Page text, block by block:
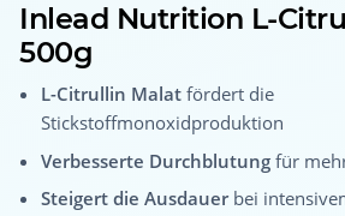
Inlead Nutrition L-
500g
L-Citrullin Malat fördert die
Stickstoffmonoxidproduktion
Verbesserte Durchblutung für
Steigert die Ausdauerbei